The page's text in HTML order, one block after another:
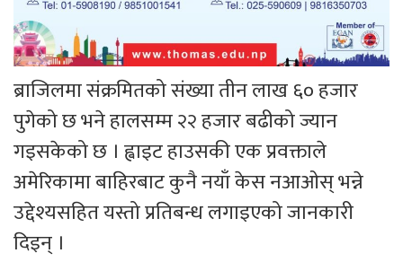
ब्राजिलमा संक्रमितको संख्या तीन लाख ६० हजार
पुगेको छ भने हालसम्म २२ हजार बढीको ज्यान
गइसकेको छ । ह्वाइट हाउसकी एक प्रवक्ताले
अमेरिकामा बाहिरबाट कुनै नयाँ केस नआओस् भन्ने
उद्देश्यसहित यस्तो प्रतिबन्ध लगाइएको जानकारी
दिइन् ।